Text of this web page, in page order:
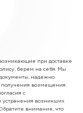
при доставке
берем на себя. Мы
надежно
получения возмещения.
с
возникших
внимание, что